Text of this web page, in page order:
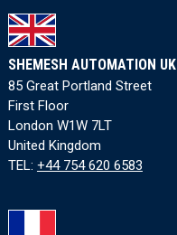
SHEMESH AUTOMATION UK
85 Great Portland Street
First Floor
London W1W 7LT
United Kingdom
TEL: +44 754 620 6583